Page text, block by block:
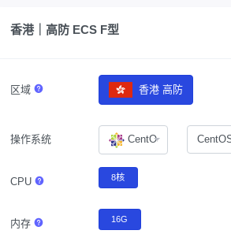
香港｜高防 ECS F型
区域 香港 高防
操作系统 CentOS
CPU 8核
内存 16G